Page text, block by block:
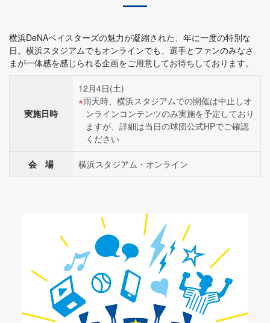
横浜DeNAベイスターズの魅力が凝縮された、年に一度の特別な
日。横浜スタジアムでもオンラインでも、選手とファンのみなさ
まが一体感を感じられる企画をご用意してお待ちしております。
実施日時
12月4日(土)
雨天時、横浜スタジアムでの開催は中止しオ
ンラインコンテンツのみ実施を予定しており
ますが、詳細は当日の球団公式HPでご確認
ください
会 場 横浜スタジアム・オンライン